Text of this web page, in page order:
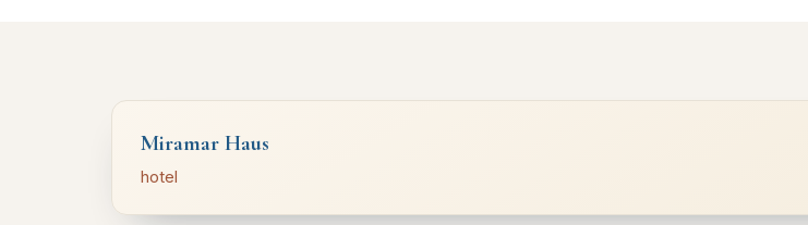
Miramar Haus
hotel